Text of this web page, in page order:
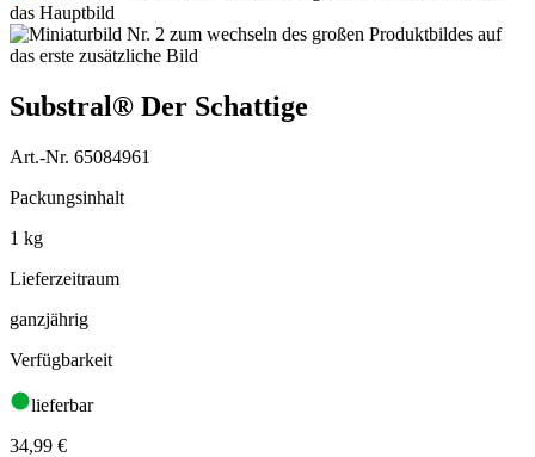
Substral® Der Schattige
Art.-Nr. 65084961
Packungsinhalt
1 kg
Lieferzeitraum
ganzjährig
Verfügbarkeit
lieferbar
34,99 €